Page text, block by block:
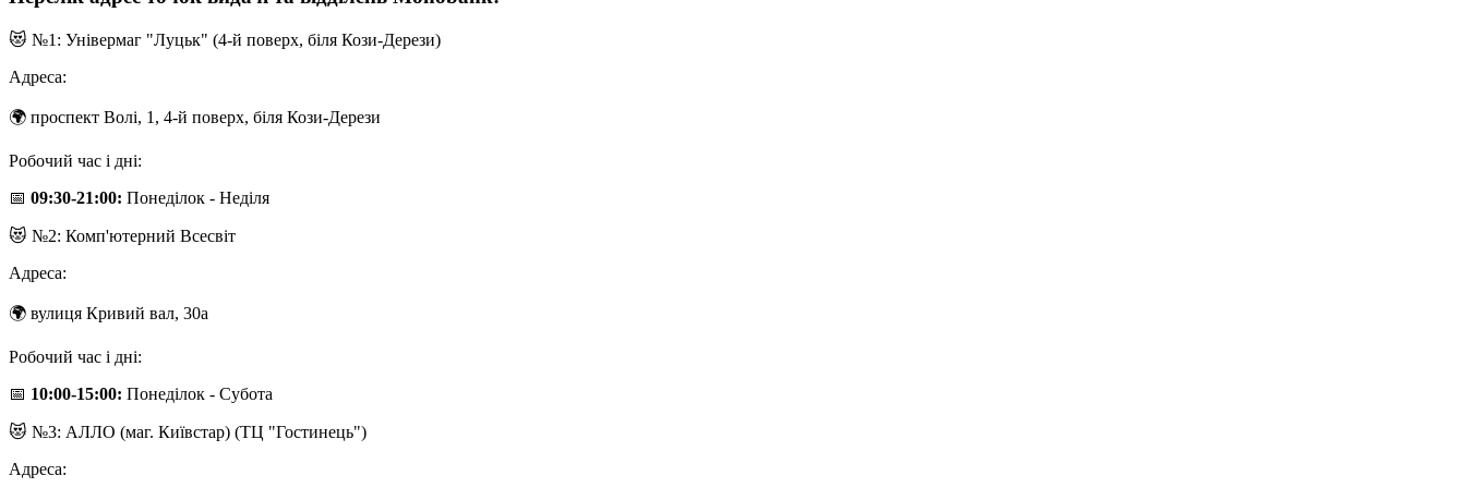
😻 №1: Універмаг "Луцьк" (4-й поверх, біля Кози-Дерези)
Адреса:
🌍 проспект Волі, 1, 4-й поверх, біля Кози-Дерези
Робочий час і дні:
📅 09:30-21:00: Понеділок - Неділя
😻 №2: Комп'ютерний Всесвіт
Адреса:
🌍 вулиця Кривий вал, 30а
Робочий час і дні:
📅 10:00-15:00: Понеділок - Субота
😻 №3: АЛЛО (маг. Київстар) (ТЦ "Гостинець")
Адреса: